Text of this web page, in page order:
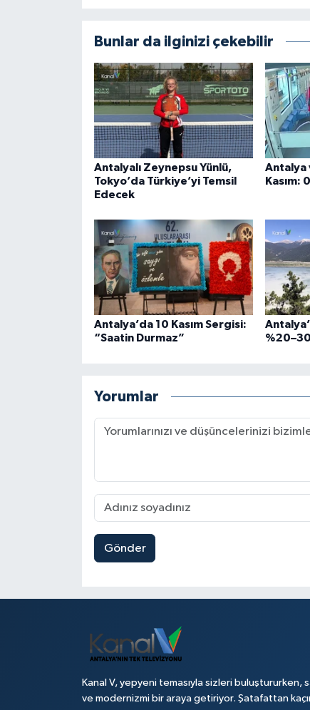
Bunlar da ilginizi çekebilir
Antalyalı Zeynepsu Yünlü,
Tokyo’da Türkiye’yi Temsil
Edecek
Antalya
Kasım:
Antalya’da 10 Kasım Sergisi:
“Saatin Durmaz”
Yorumlar
Gönder
Kanal V, yepyeni temasıyla sizleri buluştururken,
ve modernizmi bir araya getiriyor. Şatafattan